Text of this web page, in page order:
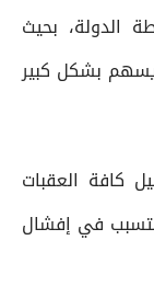
الدولة، بحيث
يسهم بشكل كبير
كافة العقبات
تتسبب في إفشال